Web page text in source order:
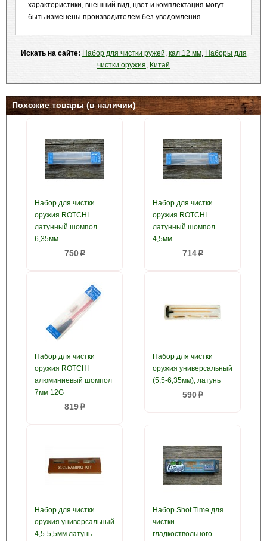
характеристики, внешний вид, цвет и комплектация могут
быть изменены производителем без уведомления.
Искать на сайте: Набор для чистки ружей, кал.12 мм, Наборы для
чистки оружия, Китай
Похожие товары (в наличии)
Набор для чистки
оружия ROTCHI
латунный шомпол
6,35мм
750p
Набор для чистки
оружия ROTCHI
латунный шомпол
4,5мм
714p
Набор для чистки
оружия ROTCHI
алюминиевый шомпол
7мм 12G
819p
Набор для чистки
оружия универсальный
(5,5-6,35мм), латунь
590p
Набор для чистки
оружия универсальный
4,5-5,5мм латунь
Набор Shot Time для
чистки
гладкоствольного